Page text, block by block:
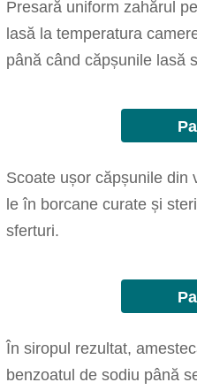
Presară uniform zahărul
lasă la temperatura
până când căpșunile lasă
Scoate ușor căpșunile din
le în borcane curate și
sferturi.
În siropul rezultat,
benzoatul de sodiu până